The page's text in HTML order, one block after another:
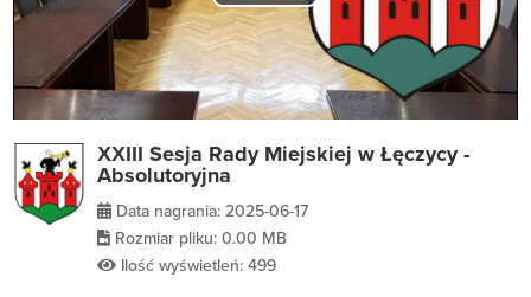
Video
XXIII Sesja Rady Miejskiej w Łęczycy -
Absolutoryjna
Data nagrania: 2025-06-17
Rozmiar pliku: 0.00 MB
Ilość wyświetleń: 499